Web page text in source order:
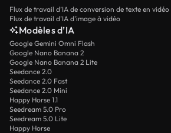
Flux de travail d’IA de conversion de texte en vidéo
Flux de travail d’IA d’image à vidéo
Modèles d’IA
Google Gemini Omni Flash
Google Nano Banana 2
Google Nano Banana 2 Lite
Seedance 2.0
Seedance 2.0 Fast
Seedance 2.0 Mini
Happy Horse 1.1
Seedream 5.0 Pro
Seedream 5.0 Lite
Happy Horse